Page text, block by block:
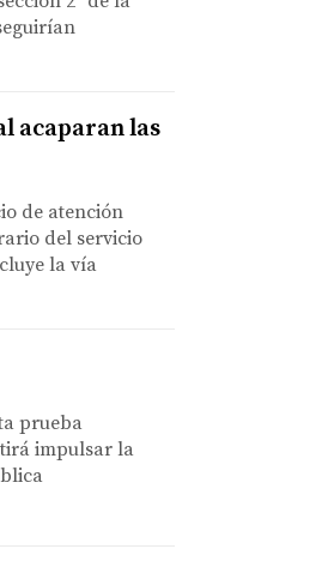
acaparan las
de atención
del servicio
la vía
prueba
impulsar la